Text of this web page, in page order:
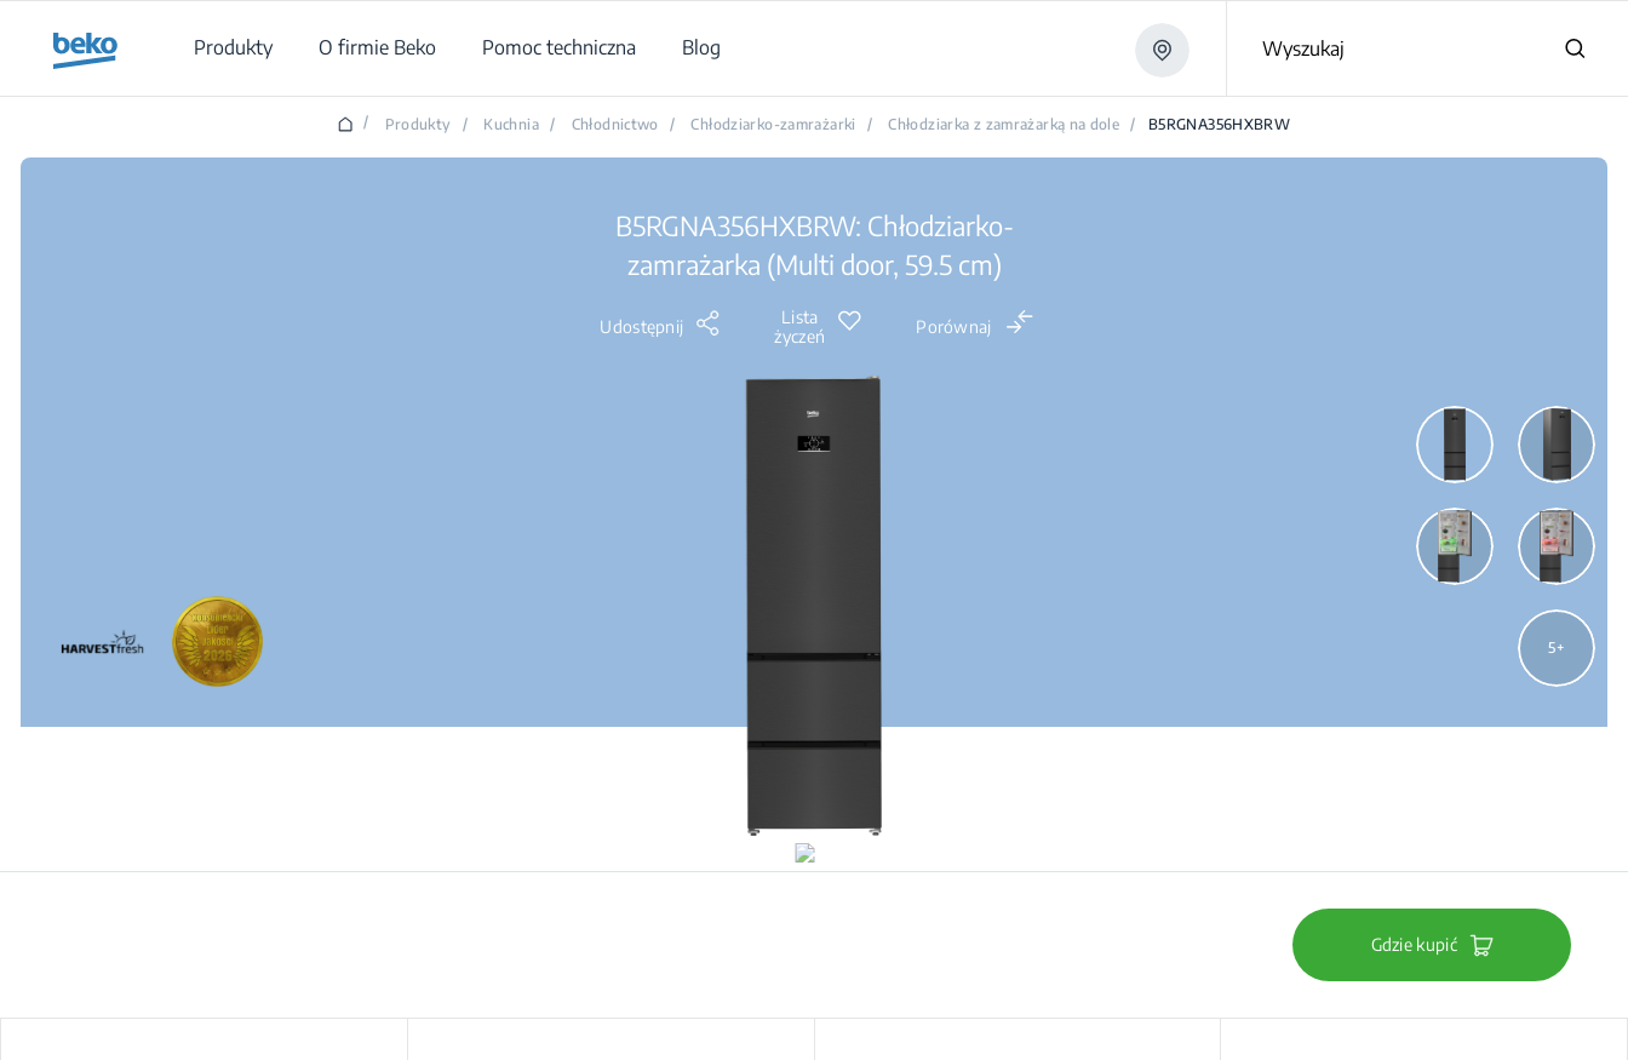
Produkty
O firmie Beko Pomoc techniczna Blog Wyszukaj
/ Produkty / Kuchnia / Chłodnictwo / Chłodziarko-zamrażarki / Chłodziarka z zamrażarką na dole / B5RGNA356HXBRW
B5RGNA356HXBRW: Chłodziarko-
zamrażarka (Multi door, 59.5 cm)
Udostępnij
Lista
życzeń
Porównaj
5
Gdzie kupić